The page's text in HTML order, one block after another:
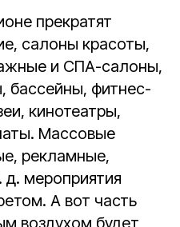
прекратят
салоны красоты,
и СПА-салоны,
бассейны, фитнес-
кинотеатры,
Массовые
рекламные,
д. мероприятия
А вот часть
воздухом будет